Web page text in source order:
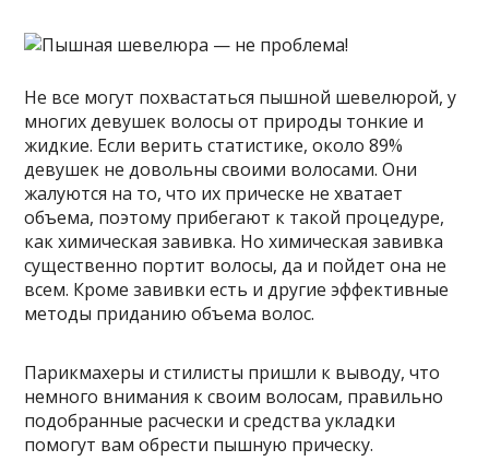
Не все могут похвастаться пышной шевелюрой, у
многих девушек волосы от природы тонкие и
жидкие. Если верить статистике, около 89%
девушек не довольны своими волосами. Они
жалуются на то, что их прическе не хватает
объема, поэтому прибегают к такой процедуре,
как химическаязавивка. Но химическая завивка
существенно портит волосы, да и пойдет она не
всем. Кроме завивки есть и другие эффективные
методы приданию объема волос.
Парикмахеры и стилисты пришли к выводу, что
немного внимания к своим волосам, правильно
подобранные расчески и средства укладки
помогут вам обрести пышную прическу.